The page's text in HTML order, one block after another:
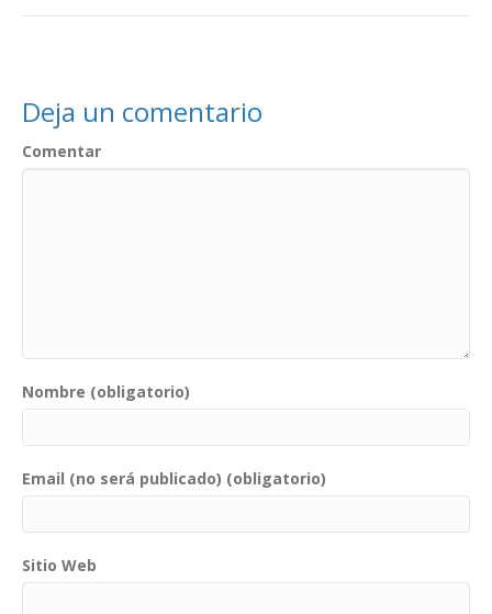
Deja un comentario
Comentar
Nombre (obligatorio)
Email (no será publicado) (obligatorio)
Sitio Web